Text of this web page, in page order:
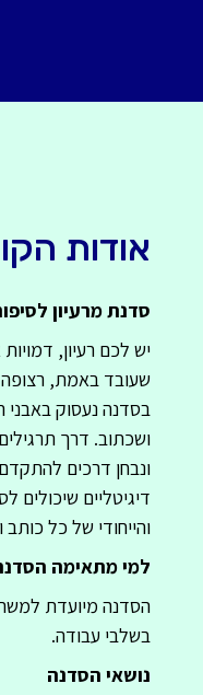
אודות
סדנת מרעיון
יש לכם רעיון,
שעובד באמת, רצופה
בסדנה נעסוק באבני
ושכתוב. דרך
ונבחן דרכים
דיגיטליים שיכולים
והייחודי של כל כותב
למי מתאימה
הסדנה מיועדת
בשלבי עבודה.
נושאי הסדנה